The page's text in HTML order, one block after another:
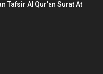
Tafsir Al Qur’an Surat At